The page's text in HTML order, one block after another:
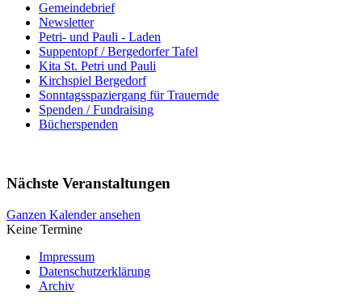
Gemeindebrief
Newsletter
Petri- und Pauli - Laden
Suppentopf / Bergedorfer Tafel
Kita St. Petri und Pauli
Kirchspiel Bergedorf
Sonntagsspaziergang für Trauernde
Spenden / Fundraising
Bücherspenden
Nächste Veranstaltungen
Ganzen Kalender ansehen
Keine Termine
Impressum
Datenschutzerklärung
Archiv